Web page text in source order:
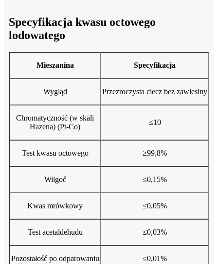
Specyfikacja kwasu octowego
lodowatego
Mieszanina Specyfikacja
Wygląd Przezroczysta ciecz bez zawiesiny
Chromatyczność (w skali
Hazena) (Pt-Co)
≤10
Test kwasu octowego ≥99,8%
Wilgoć ≤0,15%
Kwas mrówkowy ≤0,05%
Test acetaldehudu ≤0,03%
Pozostałość po odparowaniu ≤0,01%